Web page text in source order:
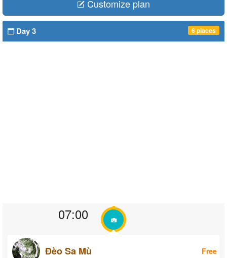
Customize plan
Day 3 6 places
07:00
Đèo Sa Mù Free